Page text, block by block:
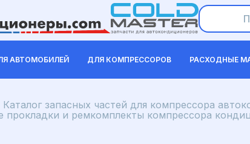
АВТОМОБИЛЕЙ ДЛЯ КОМПРЕССОРОВ РАСХОДНЫЕ
Каталог запасных частей для компрессора
прокладки и ремкомплекты компрессора